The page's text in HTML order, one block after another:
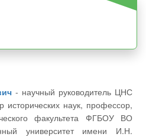
исторических наук, профессор,
факультета ФГБОУ ВО
университет имени И.Н.